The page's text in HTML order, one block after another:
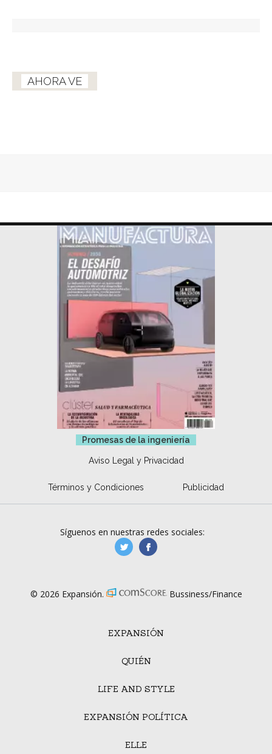
AHORA VE
Promesas de la ingeniería
Aviso Legal y Privacidad
Términos y Condiciones Publicidad
EXPANSIÓN
QUIÉN
LIFE AND STYLE
EXPANSIÓN POLÍTICA
ELLE
Síguenos en nuestras redes sociales:
manufacturaGE
© 2026 Expansión. Bussiness/Finance